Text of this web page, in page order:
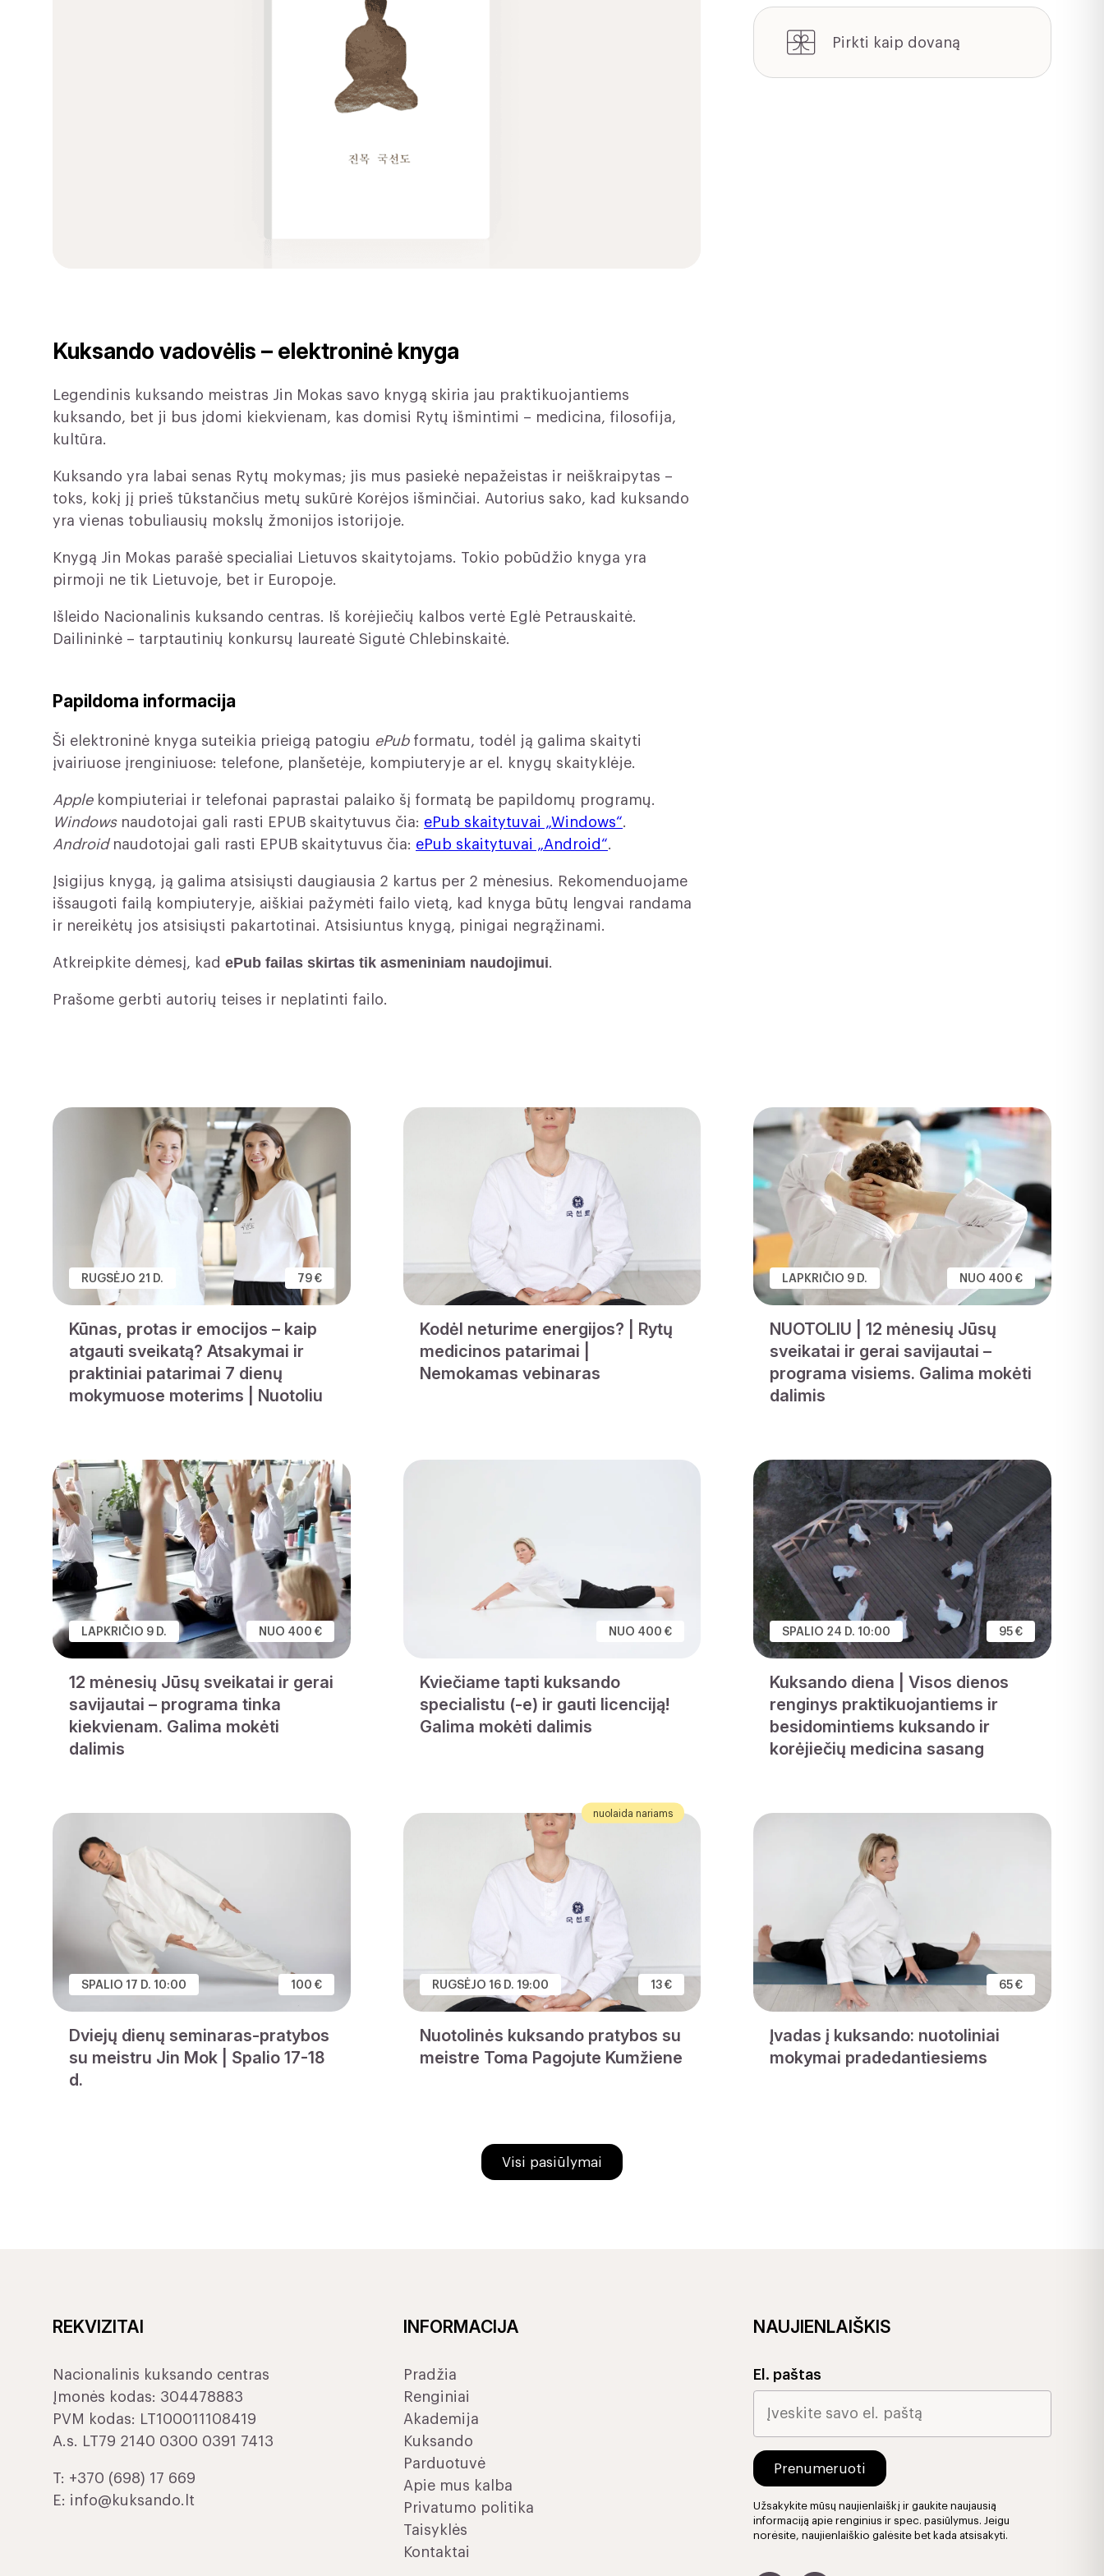
Kuksando vadovėlis – elektroninė knyga
Legendinis kuksando meistras Jin Mokas savo knygą skiria jau praktikuojantiems
kuksando, bet ji bus įdomi kiekvienam, kas domisi Rytų išmintimi – medicina, filosofija,
kultūra.
Kuksando yra labai senas Rytų mokymas; jis mus pasiekė nepažeistas ir neiškraipytas –
toks, kokį jį prieš tūkstančius metų sukūrė Korėjos išminčiai. Autorius sako, kad kuksando
yra vienas tobuliausių mokslų žmonijos istorijoje.
Knygą Jin Mokas parašė specialiai Lietuvos skaitytojams. Tokio pobūdžio knyga yra
pirmoji ne tik Lietuvoje, bet ir Europoje.
Išleido Nacionalinis kuksando centras. Iš korėjiečių kalbos vertė Eglė Petrauskaitė.
Dailininkė – tarptautinių konkursų laureatė Sigutė Chlebinskaitė.
Papildoma informacija
Ši elektroninė knyga suteikia prieigą patogiu ePubformatu, todėl ją galima skaityti
įvairiuose įrenginiuose: telefone, planšetėje, kompiuteryje ar el. knygų skaityklėje.
Applekompiuteriai ir telefonai paprastai palaiko šį formatą be papildomų programų.
Windowsnaudotojai gali rasti EPUB skaitytuvus čia: ePub skaitytuvai „Windows“
Androidnaudotojai gali rasti EPUB skaitytuvus čia: ePub skaitytuvai „Android“
Įsigijus knygą, ją galima atsisiųsti daugiausia 2 kartus per 2 mėnesius. Rekomenduojame
išsaugoti failą kompiuteryje, aiškiai pažymėti failo vietą, kad knyga būtų lengvai randama
ir nereikėtų jos atsisiųsti pakartotinai. Atsisiuntus knygą, pinigai negrąžinami.
Atkreipkite dėmesį, kad ePub failas skirtas tik asmeniniam naudojimui
Prašome gerbti autorių teises ir neplatinti failo.
knyga
kalba
Pirkti kaip dovaną
RUGSĖJO 21 D. 79 €
Kūnas, protas ir emocijos – kaip
atgauti sveikatą? Atsakymai ir
praktiniai patarimai 7 dienų
mokymuose moterims | Nuotoliu
Kodėl neturime energijos? | Rytų
medicinos patarimai |
Nemokamas vebinaras
LAPKRIČIO 9 D. NUO 400 €
NUOTOLIU | 12 mėnesių Jūsų
sveikatai ir gerai savijautai –
programa visiems. Galima mokėti
dalimis
LAPKRIČIO 9 D. NUO 400 €
12 mėnesių Jūsų sveikatai ir gerai
savijautai – programa tinka
kiekvienam. Galima mokėti
dalimis
NUO 400 €
Kviečiame tapti kuksando
specialistu (-e) ir gauti licenciją!
Galima mokėti dalimis
SPALIO 24 D. 10:00 95 €
Kuksando diena | Visos dienos
renginys praktikuojantiems ir
besidomintiems kuksando ir
korėjiečių medicina sasang
SPALIO 17 D. 10:00 100 €
Dviejų dienų seminaras-pratybos
su meistru Jin Mok | Spalio 17-18
d.
nuolaida nariams
RUGSĖJO 16 D. 19:00 13 €
Nuotolinės kuksando pratybos su
meistre Toma Pagojute Kumžiene
65 €
Įvadas į kuksando: nuotoliniai
mokymai pradedantiesiems
Visi pasiūlymai
REKVIZITAI
Nacionalinis kuksando centras
Įmonės kodas: 304478883
PVM kodas: LT100011108419
A.s. LT79 2140 0300 0391 7413
T: +370 (698) 17 669
E: info@kuksando.lt
INFORMACIJA
Pradžia
Renginiai
Akademija
Kuksando
Parduotuvė
Apie mus kalba
Privatumo politika
Taisyklės
Kontaktai
NAUJIENLAIŠKIS
El. paštas
Užsakykite mūsų naujienlaiškį ir gaukite naujausią
informaciją apie renginius ir spec. pasiūlymus. Jeigu
norėsite, naujienlaiškio galėsite bet kada atsisakyti.